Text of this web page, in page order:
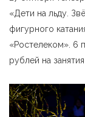
«Дети на льду.
фигурного
«Ростелеком». 6
рублей на